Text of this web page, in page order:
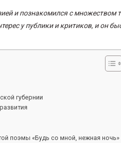
и познакомился с множеством
у публики и критиков, и он
губернии
поэмы «Будь со мной, нежная ночь»